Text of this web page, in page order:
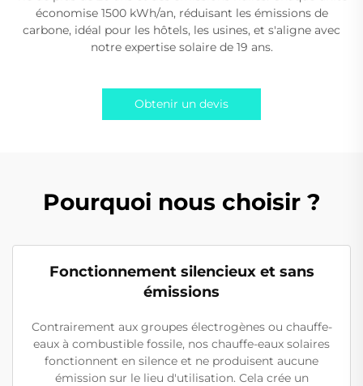
économise 1500 kWh/an, réduisant les émissions de
carbone, idéal pour les hôtels, les usines, et s'aligne avec
notre expertise solaire de 19 ans.
Obtenir un devis
Pourquoi nous choisir ?
Fonctionnement silencieux et sans
émissions
Contrairement aux groupes électrogènes ou chauffe-
eaux à combustible fossile, nos chauffe-eaux solaires
fonctionnent en silence et ne produisent aucune
émission sur le lieu d'utilisation. Cela crée un